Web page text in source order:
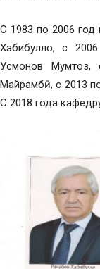
С 1983 по 2006
Хабибулло, с
Усмонов
Майрамбӣ, с 2013
С 2018 года